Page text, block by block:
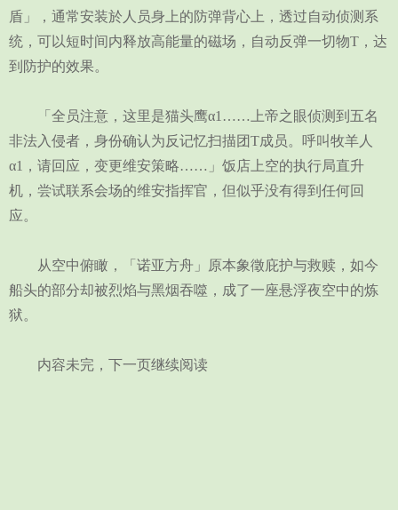
盾」，通常安装於人员身上的防弹背心上，透过自动侦测系
统，可以短时间内释放高能量的磁场，自动反弹一切物T，达
到防护的效果。
「全员注意，这里是猫头鹰α1……上帝之眼侦测到五名
非法入侵者，身份确认为反记忆扫描团T成员。呼叫牧羊人
α1，请回应，变更维安策略……」饭店上空的执行局直升
机，尝试联系会场的维安指挥官，但似乎没有得到任何回
应。
从空中俯瞰，「诺亚方舟」原本象徵庇护与救赎，如今
船头的部分却被烈焰与黑烟吞噬，成了一座悬浮夜空中的炼
狱。
内容未完，下一页继续阅读